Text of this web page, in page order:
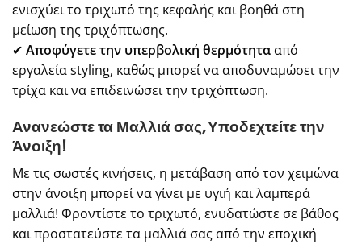
ενισχύει το τριχωτό της κεφαλής και βοηθά στη
μείωση της τριχόπτωσης.
✔ Αποφύγετε την υπερβολική θερμότητααπό
εργαλεία styling, καθώς μπορεί να αποδυναμώσει την
τρίχα και να επιδεινώσει την τριχόπτωση.
Ανανεώστε τα Μαλλιά σας, Υποδεχτείτε την
Άνοιξη!
Με τις σωστές κινήσεις, η μετάβαση από τον χειμώνα
στην άνοιξη μπορεί να γίνει με υγιή και λαμπερά
μαλλιά! Φροντίστε το τριχωτό, ενυδατώστε σε βάθος
και προστατεύστε τα μαλλιά σας από την εποχική